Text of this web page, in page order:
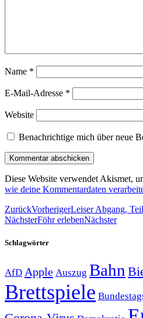
Name *
E-Mail-Adresse *
Website
Benachrichtige mich über neue
Diese Website verwendet Akismet,
wie deine Kommentardaten
ZurückVorherigerLeiser Abgang,
NächsterFöhr erlebenNächster
Schlagwörter
AfD Apple Auszug Bahn
Brettspiele